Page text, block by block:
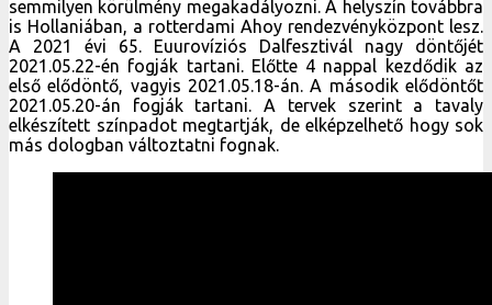
semmilyen körülmény megakadályozni. A helyszín továbbra
is Hollaniában, a rotterdami Ahoy rendezvényközpont lesz.
A 2021 évi 65. Euurovíziós Dalfesztivál nagy döntőjét
2021.05.22-én fogják tartani. Előtte 4 nappal kezdődik az
első elődöntő, vagyis 2021.05.18-án. A második elődöntőt
2021.05.20-án fogják tartani. A tervek szerint a tavaly
elkészített színpadot megtartják, de elképzelhető hogy sok
más dologban változtatni fognak.